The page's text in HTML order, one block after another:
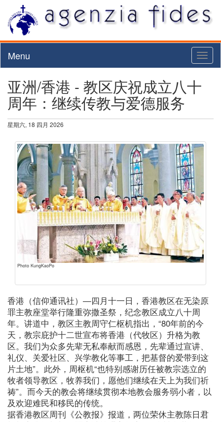
Menu
亚洲/香港 - 教区庆祝成立八十
周年：继续传教与爱德服务
星期六, 18 四月 2026
Photo KungKaoPo
香港（信仰通讯社）—四月十一日，香港教区在无染原
罪主教座堂举行隆重弥撒圣祭，纪念教区成立八十周
年。讲道中，教区主教周守仁枢机指出，“80年前的今
天，教宗庇护十二世宣布将香港（代牧区）升格为教
区。我们为众多先辈无私奉献而感恩，先辈通过宣讲、
礼仪、关爱社区、兴学教化等事工，把基督的爱带到这
片土地”。此外，周枢机“也特别感谢历任被教宗选立的
牧者领导教区，牧养我们，愿他们继续在天上为我们祈
祷”。而今天的教会将继续贯彻本地教会服务弱小者，以
及欢迎难民和移民的传统。
据香港教区周刊《公教报》报道，两位荣休主教陈日君